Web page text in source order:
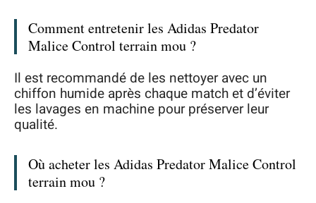
Comment entretenir les Adidas Predator
Malice Control terrain mou ?
Il est recommandé de les nettoyer avec un
chiffon humide après chaque match et d’éviter
les lavages en machine pour préserver leur
qualité.
Où acheter les Adidas Predator Malice Control
terrain mou ?